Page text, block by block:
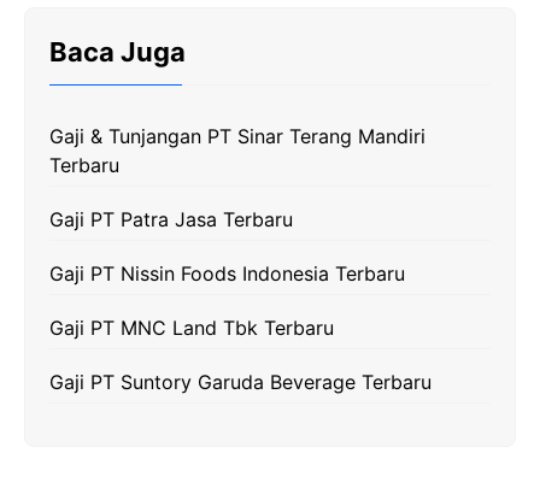
o
o
e
r
r
a
p
k
Baca Juga
Gaji & Tunjangan PT Sinar Terang Mandiri
Terbaru
Gaji PT Patra Jasa Terbaru
Gaji PT Nissin Foods Indonesia Terbaru
Gaji PT MNC Land Tbk Terbaru
Gaji PT Suntory Garuda Beverage Terbaru